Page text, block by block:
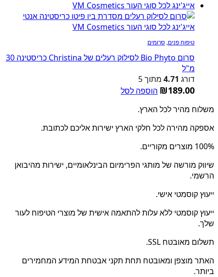
טיפוח פנים, סרומים
סרום Bio Phyto לסילוק רעלים של Christina כריסטינה 30
מ"ל
דורג 4.71 מתוך 5
₪189.00
הוספה לסל
משלוח מהיר לכל הארץ.
אספקה מהירה לכל חלקי הארץ ישירות אליכם לכתובת.
100% מוצרים מקוריים.
שיווק מורשה של מותגי הפרימיום הבינלאומיים, ישירות מהיבואן
הרשמי.
ייעוץ קוסמטי אישי.
ייעוץ קוסמטי ללא עלות להתאמה אישית של מוצרי הטיפוח לעור
שלך.
תשלום מאובטח SSL.
האתר מוצפן ומאובטח תחת תקני אבטחת המידע המחמירים
ביותר.